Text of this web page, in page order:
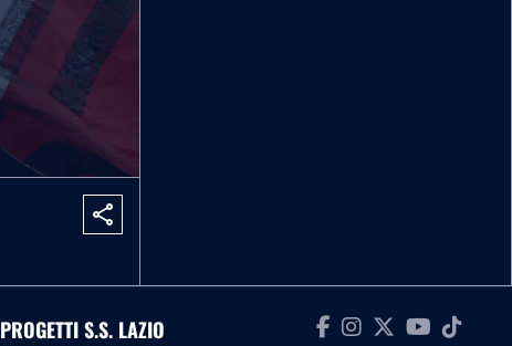
share
PROGETTI S.S. LAZIO